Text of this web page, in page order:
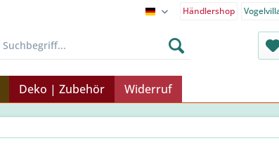
Endkunden-Shop -
Händlershop
Deko | Zubehör Widerruf